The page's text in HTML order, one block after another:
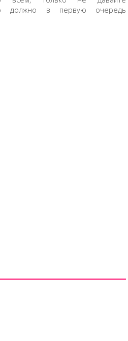
должно в первую очередь